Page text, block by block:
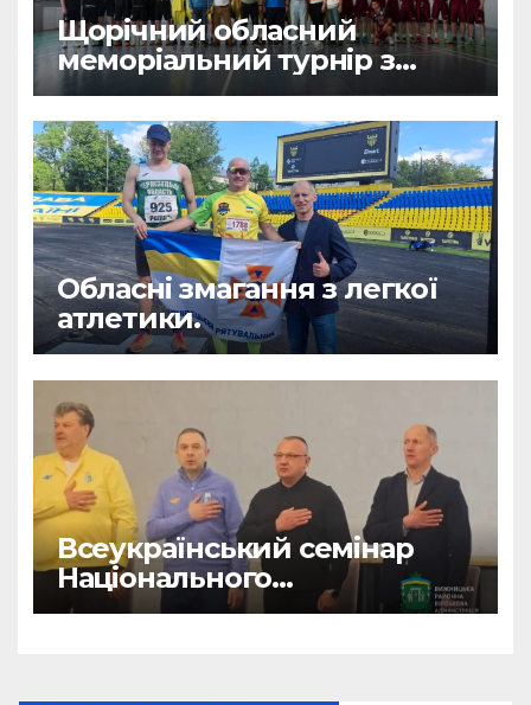
Щорічний обласний
меморіальний турнір з
баскетболу пам’яті тренера
Віктора Водовоза.
Обласні змагання з легкої
атлетики.
Всеукраїнський семінар
Національного
олімпійського комітету